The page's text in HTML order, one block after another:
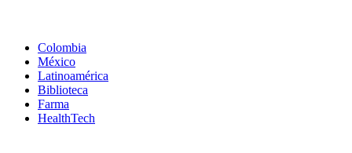
Colombia
México
Latinoamérica
Biblioteca
Farma
HealthTech